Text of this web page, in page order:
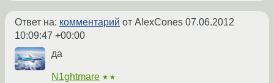
Ответ на: комментарий от AlexCones 07.06.2012
10:09:47 +00:00
да
N1ghtmare ★★